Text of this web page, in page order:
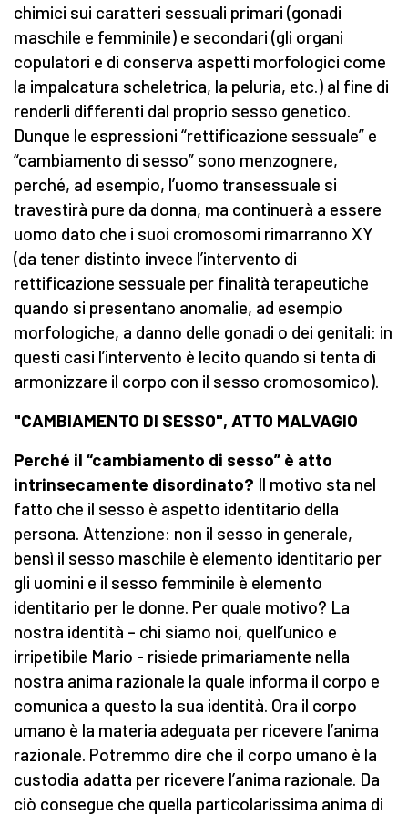
chimici sui caratteri sessuali primari (gonadi
maschile e femminile) e secondari (gli organi
copulatori e di conserva aspetti morfologici come
la impalcatura scheletrica, la peluria, etc.) al fine di
renderli differenti dal proprio sesso genetico.
Dunque le espressioni “rettificazione sessuale” e
“cambiamento di sesso” sono menzognere,
perché, ad esempio, l’uomo transessuale si
travestirà pure da donna, ma continuerà a essere
uomo dato che i suoi cromosomi rimarranno XY
(da tener distinto invece l’intervento di
rettificazione sessuale per finalità terapeutiche
quando si presentano anomalie, ad esempio
morfologiche, a danno delle gonadi o dei genitali: in
questi casi l’intervento è lecito quando si tenta di
armonizzare il corpo con il sesso cromosomico).
"CAMBIAMENTO DI SESSO", ATTO MALVAGIO
Perché il “cambiamento di sesso” è atto
intrinsecamente disordinato? Il motivo sta nel
fatto che il sesso è aspetto identitario della
persona. Attenzione: non il sesso in generale,
bensì il sesso maschile è elemento identitario per
gli uomini e il sesso femminile è elemento
identitario per le donne. Per quale motivo? La
nostra identità – chi siamo noi, quell’unico e
irripetibile Mario - risiede primariamente nella
nostra anima razionale la quale informa il corpo e
comunica a questo la sua identità. Ora il corpo
umano è la materia adeguata per ricevere l’anima
razionale. Potremmo dire che il corpo umano è la
custodia adatta per ricevere l’anima razionale. Da
ciò consegue che quella particolarissima anima di